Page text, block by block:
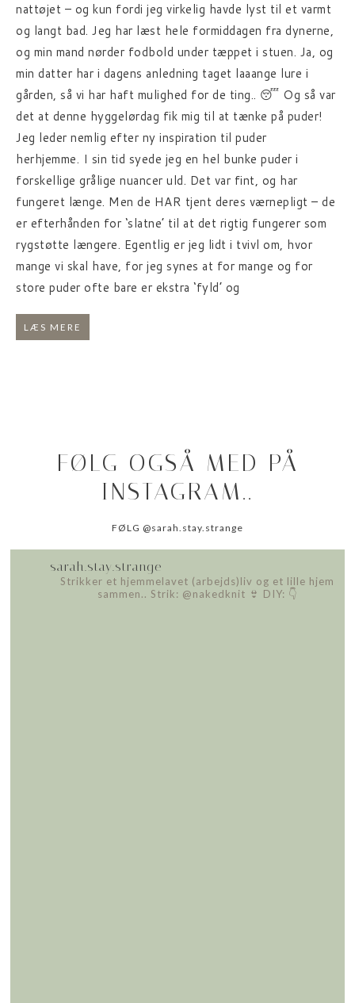
nattøjet – og kun fordi jeg virkelig havde lyst til et varmt
og langt bad. Jeg har læst hele formiddagen fra dynerne,
og min mand nørder fodbold under tæppet i stuen. Ja, og
min datter har i dagens anledning taget laaange lure i
gården, så vi har haft mulighed for de ting.. 😴 Og så var
det at denne hyggelørdag fik mig til at tænke på puder!
Jeg leder nemlig efter ny inspiration til puder
herhjemme. I sin tid syede jeg en hel bunke puder i
forskellige grålige nuancer uld. Det var fint, og har
fungeret længe. Men de HAR tjent deres værnepligt – de
er efterhånden for ‘slatne’ til at det rigtig fungerer som
rygstøtte længere. Egentlig er jeg lidt i tvivl om, hvor
mange vi skal have, for jeg synes at for mange og for
store puder ofte bare er ekstra ‘fyld’ og
LÆS MERE
FØLG OGSÅ MED PÅ
INSTAGRAM..
FØLG @sarah.stay.strange
sarah.stay.strange
Strikker et hjemmelavet (arbejds)liv og et lille hjem
sammen.. Strik: @nakedknit 👙 DIY: 👇